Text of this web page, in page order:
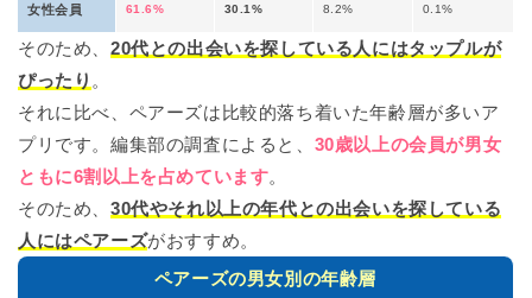
女性会員 61.6% 30.1% 8.2% 0.1%
そのため、 20代との出会いを探している人にはタップルが
ぴったり 。
それに比べ、ペアーズは比較的落ち着いた年齢層が多いア
プリです。編集部の調査によると、 30歳以上の会員が男女
ともに6割以上を占めています。
そのため、 30代やそれ以上の年代との出会いを探している
人にはペアーズがおすすめ。
ペアーズの男女別の年齢層